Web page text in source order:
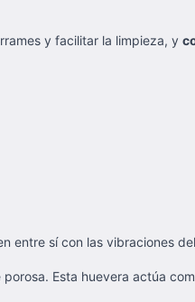
y facilitar la limpieza, y
entre sí con las vibraciones
Esta huevera actúa